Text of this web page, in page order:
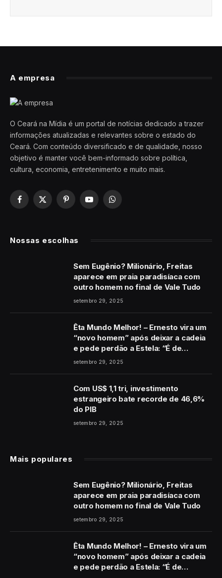
A empresa
O Ceará na Mídia é um portal de notícias dedicado a trazer
informações atualizadas e relevantes sobre o estado do
Ceará. Com conteúdo diversificado e de qualidade, nosso
objetivo é manter você bem-informado sobre política,
cultura, economia, entretenimento e muito mais.
Facebook
X
PinterestYouTubeWhatsApp
Nossas escolhas
Sem Eugênio? Milionário, Freitas
aparece em praia paradisíaca com
outro homem no final de Vale Tudo
setembro 29, 2025
Êta Mundo Melhor! – Ernesto vira um
“novo homem” após deixar a cadeia
e pede perdão a Estela: “É de
coração”
setembro 29, 2025
Com US$ 1,1 tri, investimento
estrangeiro bate recorde de 46,6%
do PIB
setembro 29, 2025
Mais populares
Sem Eugênio? Milionário, Freitas
aparece em praia paradisíaca com
outro homem no final de Vale Tudo
setembro 29, 2025
Êta Mundo Melhor! – Ernesto vira um
“novo homem” após deixar a cadeia
e pede perdão a Estela: “É de